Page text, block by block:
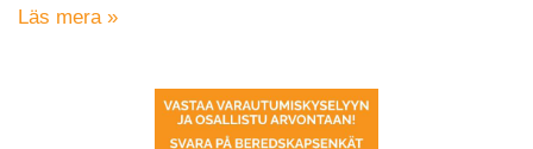
Läs mera »